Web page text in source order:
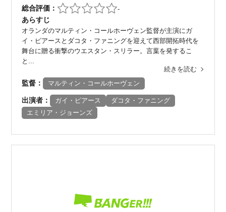
総合評価： -
あらすじ
オランダのマルティン・コールホーヴェン監督が主演にガ
イ・ピアースとダコタ・ファニングを迎えて西部開拓時代を
舞台に贈る衝撃のウエスタン・スリラー。言葉を発するこ
と...
続きを読む
監督： マルティン・コールホーヴェン
出演者： ガイ・ピアース
ダコタ・ファニング
エミリア・ジョーンズ